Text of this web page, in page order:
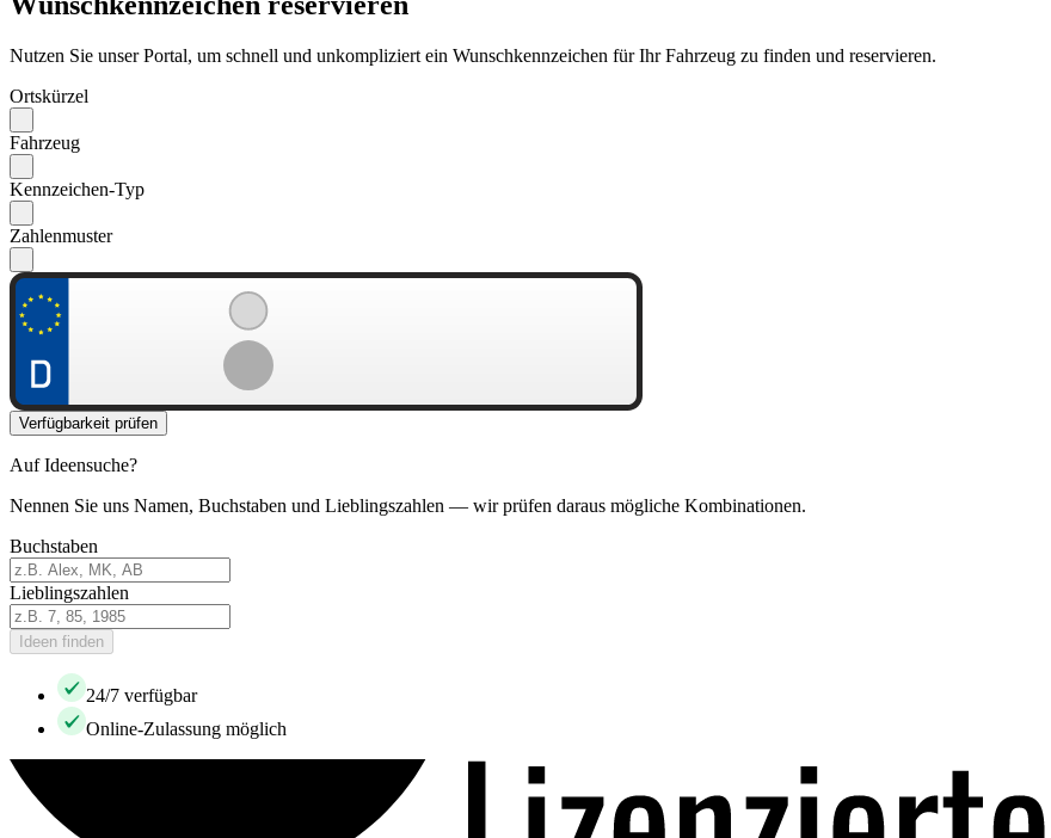
Nutzen Sie unser Portal, um schnell und unkompliziert ein Wunschkennzeichen für Ihr Fahrzeug zu finden und reservieren.
Ortskürzel
Fahrzeug
Kennzeichen-Typ
Zahlenmuster
Verfügbarkeit prüfen
Auf Ideensuche?
Nennen Sie uns Namen, Buchstaben und Lieblingszahlen — wir prüfen daraus mögliche Kombinationen.
Buchstaben
Lieblingszahlen
Ideen finden
24/7 verfügbar
Online-Zulassung möglich